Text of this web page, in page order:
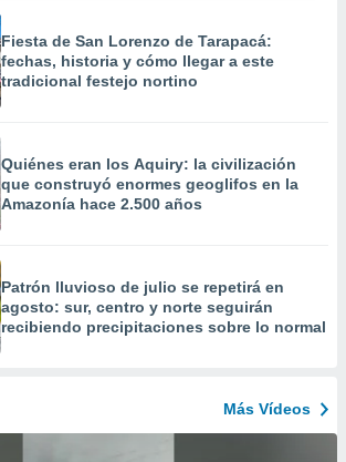
Fiesta de San Lorenzo de Tarapacá:
fechas, historia y cómo llegar a este
tradicional festejo nortino
Quiénes eran los Aquiry: la civilización
que construyó enormes geoglifos en la
Amazonía hace 2.500 años
Patrón lluvioso de julio se repetirá en
agosto: sur, centro y norte seguirán
recibiendo precipitaciones sobre lo normal
Más Vídeos